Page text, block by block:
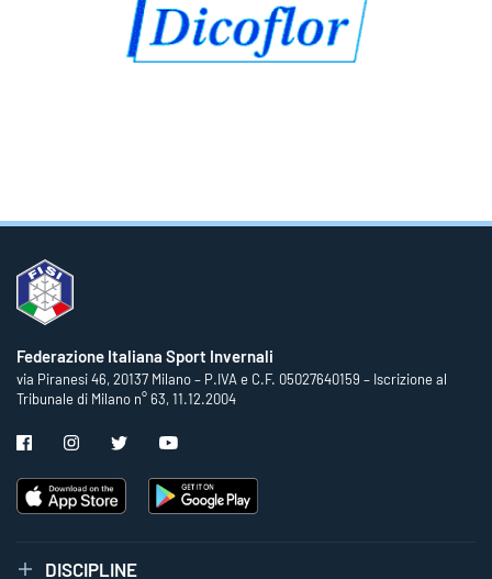
Federazione Italiana Sport Invernali
via Piranesi 46, 20137 Milano – P.IVA e C.F. 05027640159 – Iscrizione al
Tribunale di Milano n° 63, 11.12.2004
DISCIPLINE